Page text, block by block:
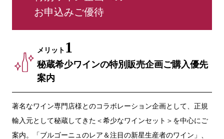
お申込みご優待
メリット 1
秘蔵希少ワインの特別販売企画ご購入優先
案内
著名なワイン専門店様とのコラボレーション企画として、正規
輸入元として秘蔵してきた＜希少なワインセット＞を中心にご
案内。「ブルゴーニュのレア＆注目の新星生産者のワイン」、